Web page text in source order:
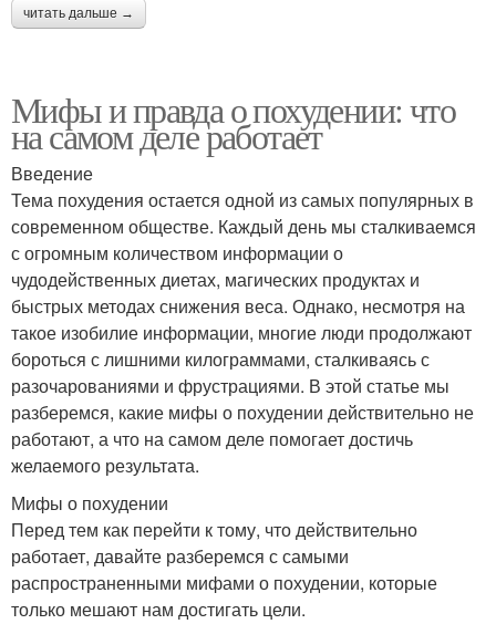
читать дальше →
Мифы и правда о похудении: что
на самом деле работает
Введение
Тема похудения остается одной из самых популярных в
современном обществе. Каждый день мы сталкиваемся
с огромным количеством информации о
чудодейственных диетах, магических продуктах и
быстрых методах снижения веса. Однако, несмотря на
такое изобилие информации, многие люди продолжают
бороться с лишними килограммами, сталкиваясь с
разочарованиями и фрустрациями. В этой статье мы
разберемся, какие мифы о похудении действительно не
работают, а что на самом деле помогает достичь
желаемого результата.
Мифы о похудении
Перед тем как перейти к тому, что действительно
работает, давайте разберемся с самыми
распространенными мифами о похудении, которые
только мешают нам достигать цели.